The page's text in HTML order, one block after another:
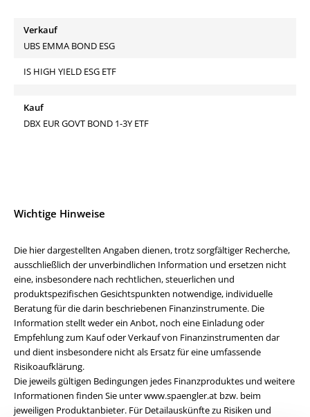
Verkauf
UBS EMMA BOND ESG
IS HIGH YIELD ESG ETF
Kauf
DBX EUR GOVT BOND 1-3Y ETF
Wichtige Hinweise
Die hier dargestellten Angaben dienen, trotz sorgfältiger Recherche,
ausschließlich der unverbindlichen Information und ersetzen nicht
eine, insbesondere nach rechtlichen, steuerlichen und
produktspezifischen Gesichtspunkten notwendige, individuelle
Beratung für die darin beschriebenen Finanzinstrumente. Die
Information stellt weder ein Anbot, noch eine Einladung oder
Empfehlung zum Kauf oder Verkauf von Finanzinstrumenten dar
und dient insbesondere nicht als Ersatz für eine umfassende
Risikoaufklärung.
Die jeweils gültigen Bedingungen jedes Finanzproduktes und weitere
Informationen finden Sie unter www.spaengler.at bzw. beim
jeweiligen Produktanbieter. Für Detailauskünfte zu Risiken und